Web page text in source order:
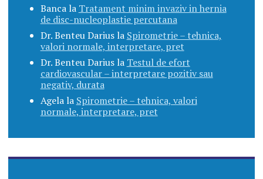
Bancala Tratament minim invaziv in hernia
de disc-nucleoplastie percutana
Dr. Benteu Dariusla Spirometrie – tehnica,
valori normale, interpretare, pret
Dr. Benteu Dariusla Testul de efort
cardiovascular – interpretare pozitiv sau
negativ, durata
Agelala Spirometrie – tehnica, valori
normale, interpretare, pret